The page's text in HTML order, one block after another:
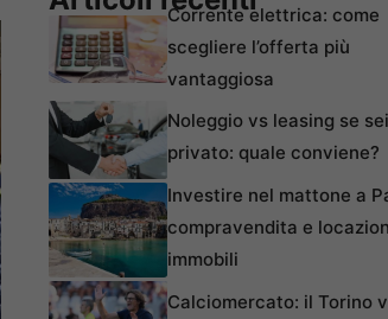
Corrente elettrica: come
scegliere l’offerta più
vantaggiosa
Noleggio vs leasing se
privato: quale conviene?
Investire nel mattone a
compravendita e
immobili
Calciomercato: il Torino